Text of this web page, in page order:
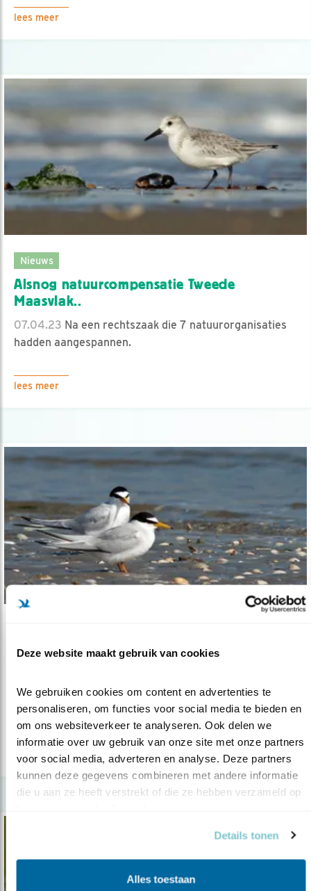
Deze website maakt gebruik van cookies
We gebruiken cookies om content en advertenties te
personaliseren, om functies voor social media te bieden en
om ons websiteverkeer te analyseren. Ook delen we
informatie over uw gebruik van onze site met onze partners
voor social media, adverteren en analyse. Deze partners
kunnen deze gegevens combineren met andere informatie
die u aan ze heeft verstrekt of die ze hebben verzameld op
Details tonen
Alles toestaan
lees meer
Nieuws
Alsnog natuurcompensatie Tweede
Maasvlak..
07.04.23 Na een rechtszaak die 7 natuurorganisaties
hadden aangespannen.
lees meer
Natuurorganisaties winnen zaak om
15.11.22Er moet snel een beter plan komen voor
compensatie van de natuur die verlor..
lees meer